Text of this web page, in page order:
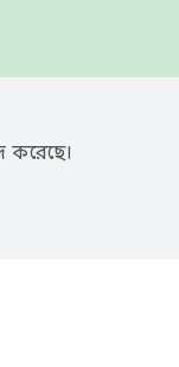
করেছে।